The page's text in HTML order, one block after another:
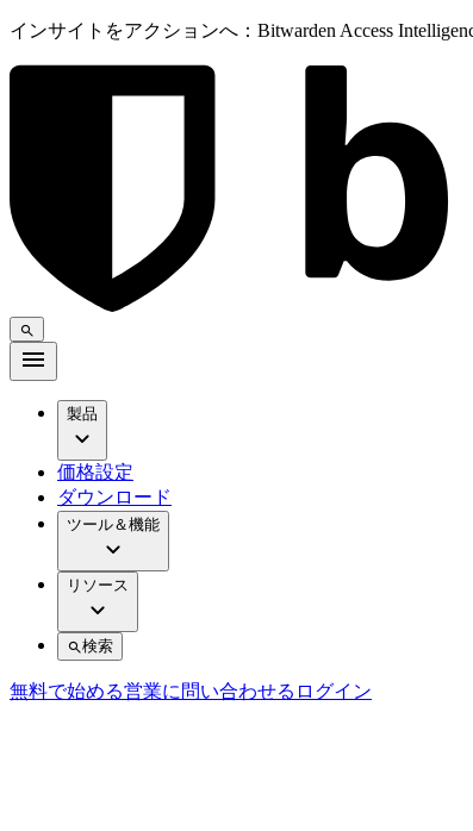
インサイトをアクションへ：Bitwarden Access
製品
価格設定
ダウンロード
ツール＆機能
リソース
検索
無料で始める営業に問い合わせる ログイン